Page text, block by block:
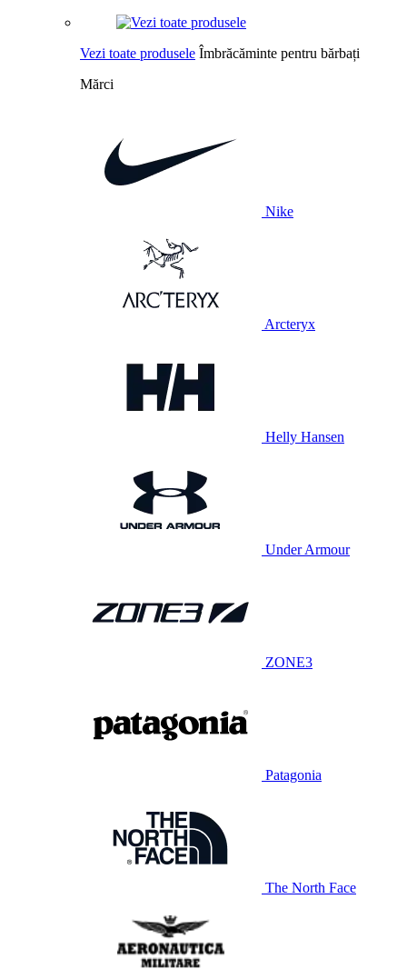
Vezi toate produsele Îmbrăcăminte pentru bărbați
Mărci
Nike
Arcteryx
Helly Hansen
Under Armour
ZONE3
Patagonia
The North Face